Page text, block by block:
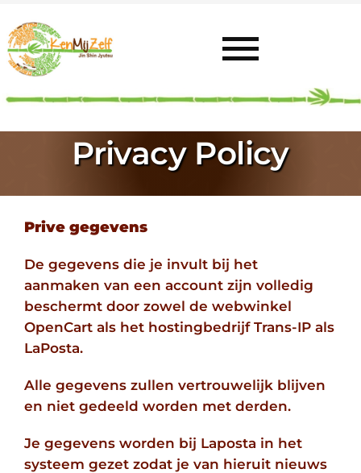
naar
inhoud
Mijn Plek
Aanbod
Contact
ZOEKEN
NAAR:
Privacy Policy
Prive gegevens
De gegevens die je invult bij het
aanmaken van een account zijn volledig
beschermt door zowel de webwinkel
OpenCart als het hostingbedrijf Trans-IP als
LaPosta.
Alle gegevens zullen vertrouwelijk blijven
en niet gedeeld worden met derden.
Je gegevens worden bij Laposta in het
systeem gezet zodat je van hieruit nieuws